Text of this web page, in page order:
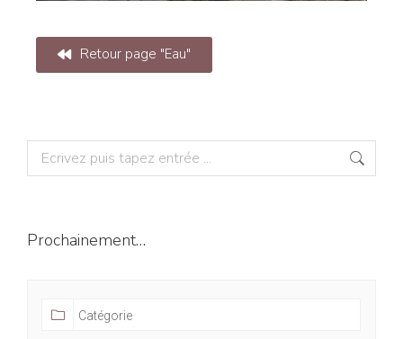
Retour page "Eau"
Prochainement…